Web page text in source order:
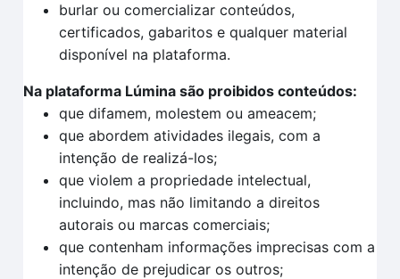
burlar ou comercializar conteúdos,
certificados, gabaritos e qualquer material
disponível na plataforma.
Na plataforma Lúmina são proibidos conteúdos:
que difamem, molestem ou ameacem;
que abordem atividades ilegais, com a
intenção de realizá-los;
que violem a propriedade intelectual,
incluindo, mas não limitando a direitos
autorais ou marcas comerciais;
que contenham informações imprecisas com a
intenção de prejudicar os outros;